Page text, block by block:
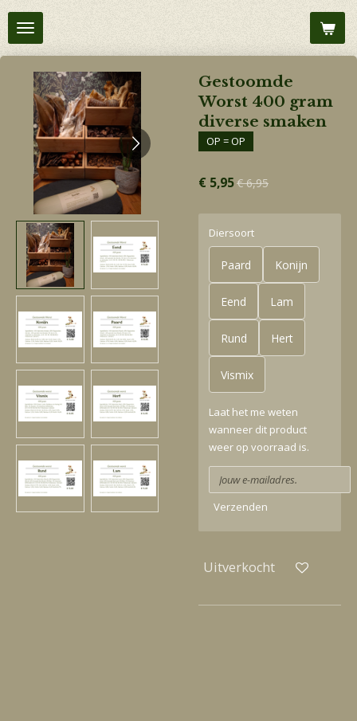
Ga
direct
hoofdinhoud
Gestoomde
Worst 400 gram
diverse smaken
OP = OP
€ 5,95€ 6,95
Diersoort
Paard Konijn
Eend Lam
Rund Hert
Vismix
Laat het me weten
wanneer dit product
weer op voorraad is.
Verzenden
Uitverkocht